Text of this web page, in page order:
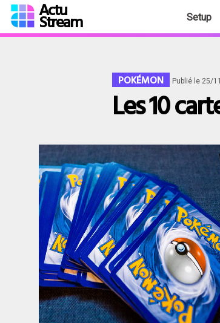
Actu
Stream Setup
POKÉMON Publié le 25/
Les 10